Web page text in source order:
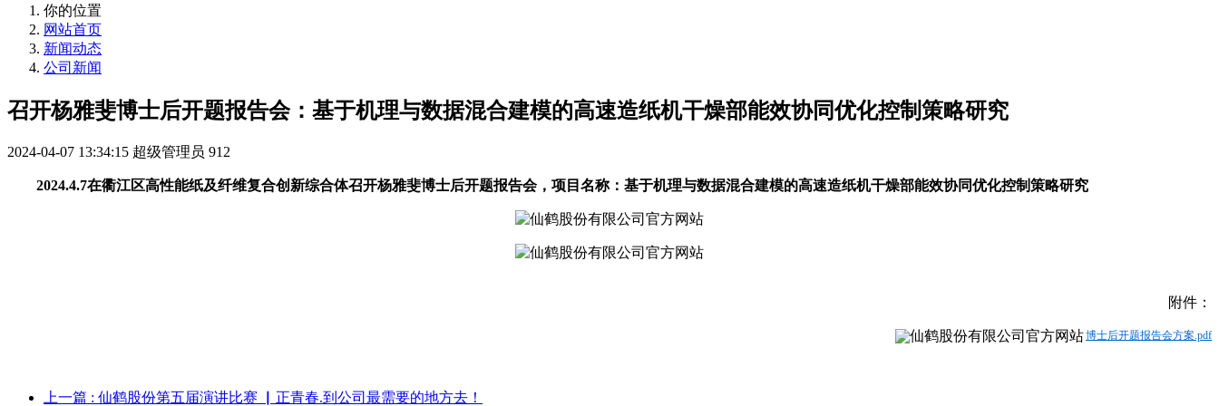
你的位置
网站首页
新闻动态
公司新闻
召开杨雅斐博士后开题报告会：基于机理与数据混合建模的高速造纸机干燥部能效协同优化控制策略研究
2024-04-07 13:34:15 超级管理员 912
2024.4.7在衢江区高性能纸及纤维复合创新综合体召开杨雅斐博士后开题报告会，项目名称：基于机理与数据混合建模的高速造纸机干燥部能效协同优化控制策略研究
附件：
博士后开题报告会方案.pdf
上一篇 : 仙鹤股份第五届演讲比赛 ▏正青春.到公司最需要的地方去！